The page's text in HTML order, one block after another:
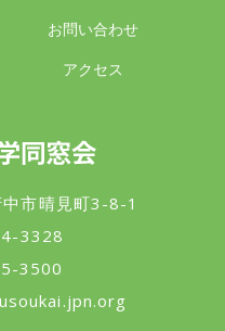
お問い合わせ
アクセス
市晴見町3-8-1
3328
3500